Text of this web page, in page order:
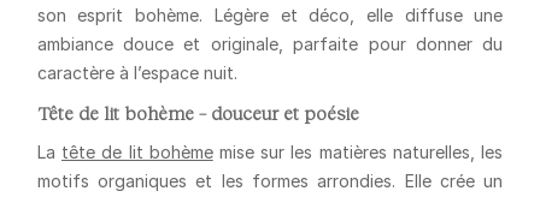
son esprit bohème. Légère et déco, elle diffuse une
ambiance douce et originale, parfaite pour donner du
caractère à l’espace nuit.
Tête de lit bohème – douceur et poésie
La tête de lit bohèmemise sur les matières naturelles, les
motifs organiques et les formes arrondies. Elle crée un